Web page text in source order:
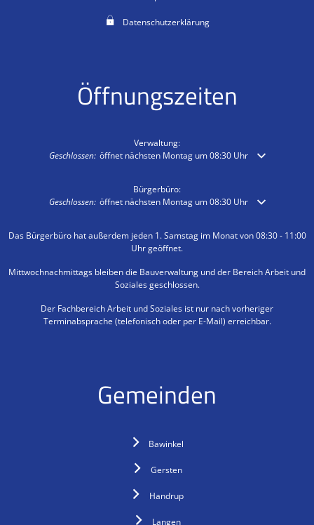
Datenschutzerklärung
Öffnungszeiten
Verwaltung:
Klicken, um weitere Öffnungs- oder Schließzeiten auszublenden
Geschlossen: öffnet nächsten Montag um 08:30 Uhr
Bürgerbüro:
Klicken, um weitere Öffnungs- oder Schließzeiten auszublenden
Geschlossen: öffnet nächsten Montag um 08:30 Uhr
Das Bürgerbüro hat außerdem jeden 1. Samstag im Monat von 08:30 - 11:00
Uhr geöffnet.
Mittwochnachmittags bleiben die Bauverwaltung und der Bereich Arbeit und
Soziales geschlossen.
Der Fachbereich Arbeit und Soziales ist nur nach vorheriger
Terminabsprache (telefonisch oder per E-Mail) erreichbar.
Gemeinden
Bawinkel
Gersten
Handrup
Langen